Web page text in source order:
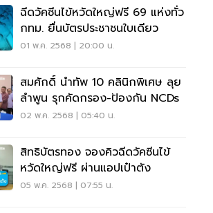
ฉีดวัคซีนไข้หวัดใหญ่ฟรี 69 แห่งทั่ว
กทม. ยื่นบัตรประชาชนใบเดียว
01 พ.ค. 2568 | 20:00 น.
สมศักดิ์ นำทัพ 10 คลินิกพิเศษ ลุย
ลำพูน รุกคัดกรอง-ป้องกัน NCDs
02 พ.ค. 2568 | 05:40 น.
สิทธิบัตรทอง จองคิวฉีดวัคซีนไข้
หวัดใหญ่ฟรี ผ่านแอปเป๋าตัง
05 พ.ค. 2568 | 07:55 น.